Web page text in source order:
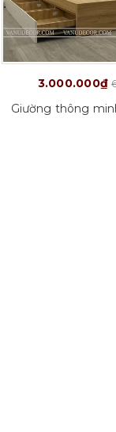
3.000.000₫
Giường thông